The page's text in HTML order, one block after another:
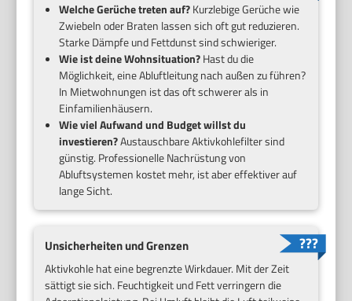
Welche Gerüche treten auf?Kurzlebige Gerüche wie
Zwiebeln oder Braten lassen sich oft gut reduzieren.
Starke Dämpfe und Fettdunst sind schwieriger.
Wie ist deine Wohnsituation?Hast du die
Möglichkeit, eine Abluftleitung nach außen zu führen?
In Mietwohnungen ist das oft schwerer als in
Einfamilienhäusern.
Wie viel Aufwand und Budget willst du
investieren?Austauschbare Aktivkohlefilter sind
günstig. Professionelle Nachrüstung von
Abluftsystemen kostet mehr, ist aber effektiver auf
lange Sicht.
Unsicherheiten und Grenzen
Aktivkohle hat eine begrenzte Wirkdauer. Mit der Zeit
sättigt sie sich. Feuchtigkeit und Fett verringern die